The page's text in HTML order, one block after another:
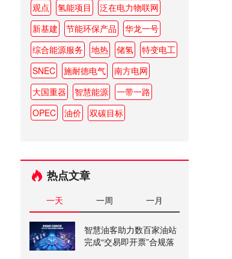
观点
氢能项目
泛在电力物联网
新基建
节能环保产品
华龙一号
综合能源服务
地热 储氢
特变电工
SNEC
施耐德电气
南方电网
大国重器
智慧能源
一带一路
OPEC
油价 双碳目标
热点文章
一天 一周 一月
智慧油客助力数百家油站
完成“交易即开票”合规落